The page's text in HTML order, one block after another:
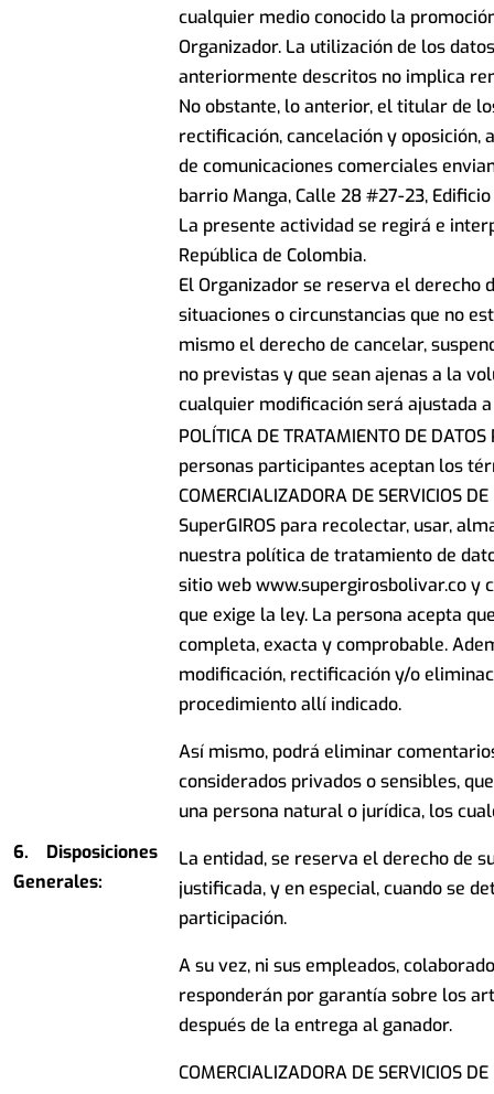
cualquier medio conocido la
Organizador. La utilización de los
anteriormente descritos no implica
No obstante, lo anterior, el titular de
rectificación, cancelación y
de comunicaciones comerciales
barrio Manga, Calle 28 #27-23, Edificio
La presente actividad se regirá e
República de Colombia.
El Organizador se reserva el derecho
situaciones o circunstancias que no
mismo el derecho de cancelar,
no previstas y que sean ajenas a la
cualquier modificación será ajustada
6. Disposiciones
Generales:
POLÍTICA DE TRATAMIENTO DE
personas participantes aceptan los
COMERCIALIZADORA DE SERVICIOS
SuperGIROS para recolectar, usar,
nuestra política de tratamiento de
sitio web www.supergirosbolivar.co y
que exige la ley. La persona acepta
completa, exacta y comprobable.
modificación, rectificación y/o
procedimiento allí indicado.
Así mismo, podrá eliminar
considerados privados o sensibles,
una persona natural o jurídica, los
La entidad, se reserva el derecho de
justificada, y en especial, cuando se
participación.
A su vez, ni sus empleados,
responderán por garantía sobre los
después de la entrega al ganador.
COMERCIALIZADORA DE SERVICIOS